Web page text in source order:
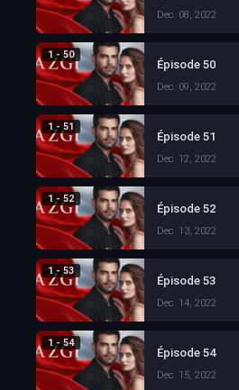
Dec. 08, 2022
1 - 50
Épisode 50
Dec. 09, 2022
1 - 51
Épisode 51
Dec. 12, 2022
1 - 52
Épisode 52
Dec. 13, 2022
1 - 53
Épisode 53
Dec. 14, 2022
1 - 54
Épisode 54
Dec. 15, 2022